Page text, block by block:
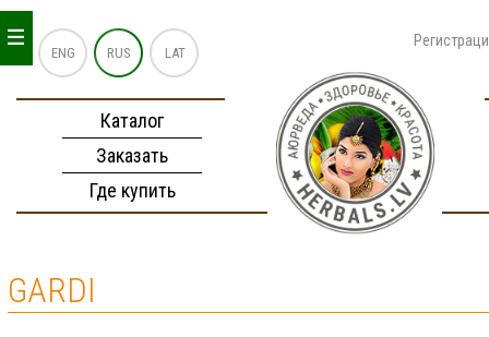
ENG RUS LAT
Каталог
Заказать
Где купить
_
_
_
GARDI